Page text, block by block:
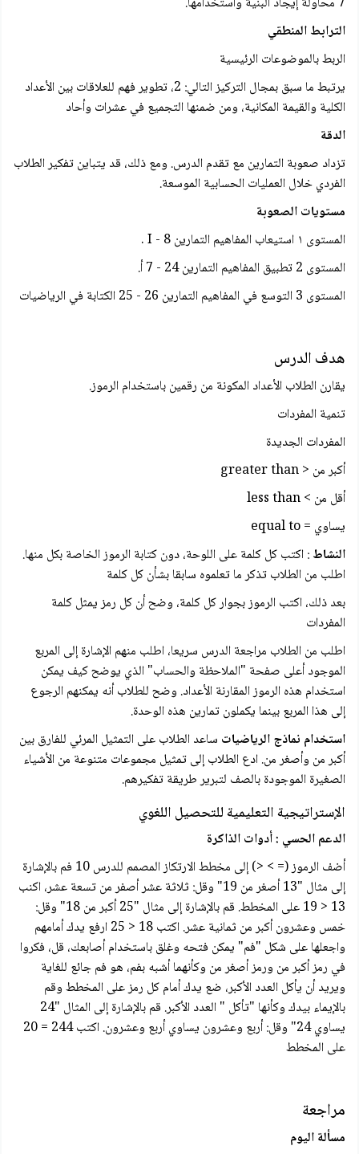
الترابط المنطقي
الربط بالموضوعات الرئيسية
يرتبط ما سبق بمجال التركيز التالي: 2، تطوير فهم للعلاقات بين الأعداد
الكلية والقيمة المكانية، ومن ضمنها التجميع في عشرات وأحاد
الدقة
تزداد صعوبة التمارين مع تقدم الدرس. ومع ذلك، قد يتباين تفكير الطلاب
الفردي خلال العمليات الحسابية الموسعة.
مستويات الصعوبة
المستوى ١ استيعاب المفاهيم التمارين 8 - I .
المستوى 2 تطبيق المفاهيم التمارين 24 - 7 أ.
المستوى 3 التوسع في المفاهيم التمارين 26 - 25 الكتابة في الرياضيات
هدف الدرس
يقارن الطلاب الأعداد المكونة من رقمين باستخدام الرموز.
تنمية المفردات
المفردات الجديدة
أكبر من < greater than
أقل من > less than
يساوي = equal to
النشاط: اكتب كل كلمة على اللوحة، دون كتابة الرموز الخاصة بكل منها.
اطلب من الطلاب تذكر ما تعلموه سابقا بشأن كل كلمة
بعد ذلك، اكتب الرموز بجوار كل كلمة، وضح أن كل رمز يمثل كلمة
المفردات
اطلب من الطلاب مراجعة الدرس سريعا، اطلب منهم الإشارة إلى المربع
الموجود أعلى صفحة "الملاحظة والحساب" الذي يوضح كيف يمكن
استخدام هذه الرموز المقارنة الأعداد. وضح للطلاب أنه يمكنهم الرجوع
إلى هذا المربع بينما يكملون تمارين هذه الوحدة.
استخدام نماذج الرياضيات ساعد الطلاب على التمثيل المرئي للفارق بين
أكبر من وأصغر من. ادع الطلاب إلى تمثيل مجموعات متنوعة من الأشياء
الصغيرة الموجودة بالصف لتبرير طريقة تفكيرهم.
الإستراتيجية التعليمية للتحصيل اللغوي
الدعم الحسي : أدوات الذاكرة
أضف الرموز (= > <) إلى مخطط الارتكاز المصمم للدرس 10 فم بالإشارة
إلى مثال "13 أصغر من 19" وقل: ثلاثة عشر أصفر من تسعة عشر، اكنب
13 < 19 على المخطط. قم بالإشارة إلى مثال "25 أكبر من 18" وقل:
خمس وعشرون أكبر من ثمانية عشر. اكتب 18 < 25 ارفع يدك أمامهم
واجعلها على شكل "فم" يمكن فتحه وغلق باستخدام أصابعك، قل، فكروا
في رمز أكبر من ورمز أصغر من وكأنهما أشبه بفم، هو فم جائع للغاية
ويريد أن يأكل العدد الأكبر، ضع يدك أمام كل رمز على المخطط وقم
بالإيماء بيدك وكأنها "تأكل " العدد الأكبر. قم بالإشارة إلى المثال "24
يساوي 24" وقل: أربع وعشرون يساوي أربع وعشرون. اكتب 244 = 20
على المخطط
مراجعة
مسألة اليوم